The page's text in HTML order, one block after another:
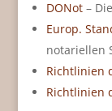
DONot –
Europ.
notariellen
Richtlinien
Richtlinien